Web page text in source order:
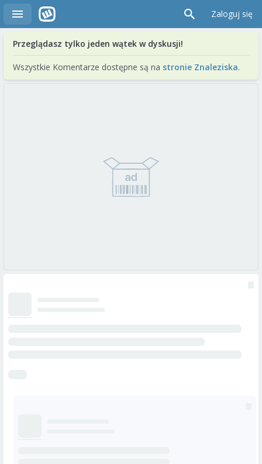
Zaloguj się
Przeglądasz tylko jeden wątek w dyskusji!
Wszystkie Komentarze dostępne są na stronie Znaleziska.